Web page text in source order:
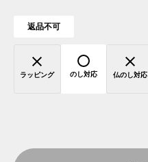
返品不可
ラッピング のし対応 仏のし対応